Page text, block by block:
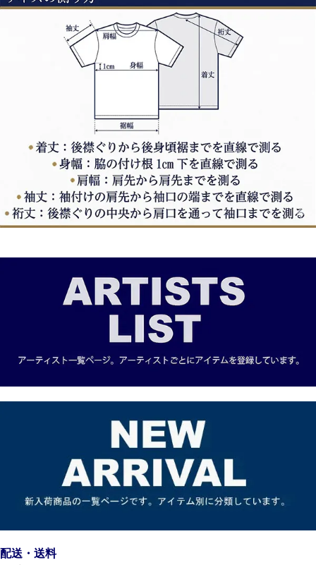
配送・送料